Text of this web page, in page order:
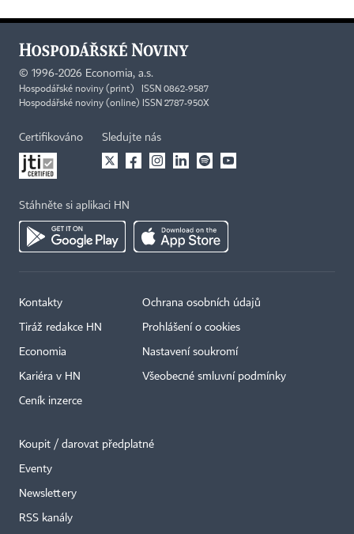
© 1996-2026 Economia, a.s.
Hospodářské noviny (print) ISSN 0862-9587
Hospodářské noviny (online) ISSN 2787-950X
Certifikováno Sledujte nás
Stáhněte si aplikaci HN
Kontakty
Tiráž redakce HN
Economia
Kariéra v HN
Ceník inzerce
Ochrana osobních údajů
Prohlášení o cookies
Nastavení soukromí
Všeobecné smluvní podmínky
Koupit / darovat předplatné
Eventy
Newslettery
RSS kanály